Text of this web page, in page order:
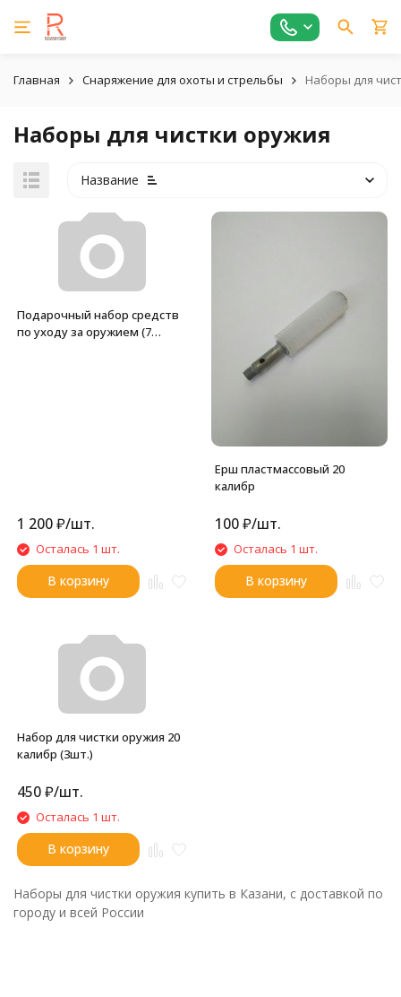
Главная Снаряжение для охоты и стрельбы Наборы для
Наборы для чистки оружия
Название
Подарочный набор средств
по уходу за оружием (7
1 200₽/шт.
Осталась 1 шт.
В корзину
Ерш пластмассовый 20
калибр
100₽/шт.
Осталась 1 шт.
В корзину
Набор для чистки оружия 20
калибр (3шт.)
450₽/шт.
Осталась 1 шт.
В корзину
Наборы для чистки оружия купить в Казани, с доставкой по
городу и всей России